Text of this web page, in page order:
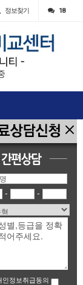
- -
인정보취급동의
정보찾기 18